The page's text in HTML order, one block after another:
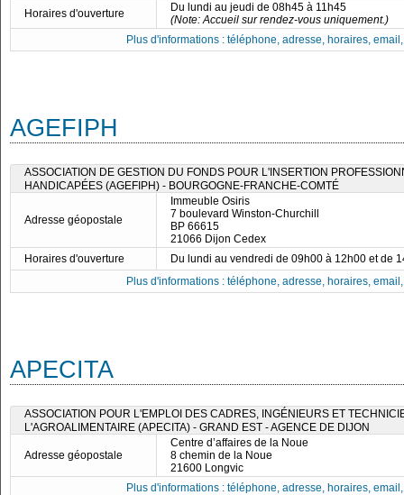
Horaires d'ouverture
Du lundi au jeudi de 08h45 à 11h45
(Note: Accueil sur rendez-vous uniquement.)
Plus d'informations : téléphone, adresse, horaires,
AGEFIPH
ASSOCIATION DE GESTION DU FONDS POUR L'INSERTION
HANDICAPÉES (AGEFIPH) - BOURGOGNE-FRANCHE-COMTÉ
Adresse géopostale
Immeuble Osiris
7 boulevard Winston-Churchill
BP 66615
21066 Dijon Cedex
Horaires d'ouverture
Du lundi au vendredi de 09h00 à 12h00 et de
Plus d'informations : téléphone, adresse, horaires,
APECITA
ASSOCIATION POUR L'EMPLOI DES CADRES, INGÉNIEURS ET
L'AGROALIMENTAIRE (APECITA) - GRAND EST - AGENCE DE DIJON
Adresse géopostale
Centre d’affaires de la Noue
8 chemin de la Noue
21600 Longvic
Plus d'informations : téléphone, adresse, horaires,